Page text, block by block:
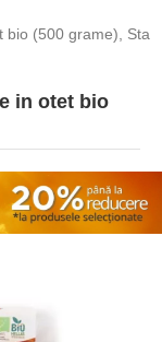
bio (500 grame), Sta
in otet bio